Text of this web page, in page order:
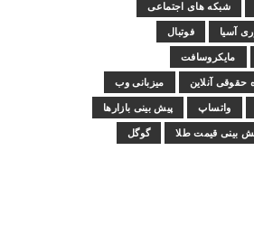
شبکه های اجتماعی
آسیا فوتبال
مایکروسافت
حقوقی آنلاین میزبانی وب
واتساپ پیش بینی بازارها
بینی قیمت طلا گوگل